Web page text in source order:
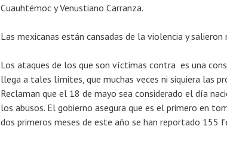
Cuauhtémoc y Venustiano Carranza.
Las mexicanas están cansadas de la violencia y
Los ataques de los que son víctimas contra es una
llega a tales límites, que muchas veces ni siquiera las
Reclaman que el 18 de mayo sea considerado el día
los abusos. El gobierno asegura que es el primero en
dos primeros meses de este año se han reportado 155